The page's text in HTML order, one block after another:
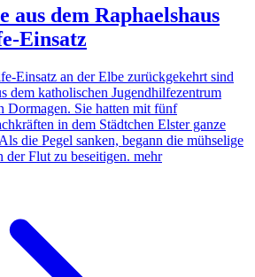
aus dem Raphaelshaus
Einsatz
Einsatz an der Elbe zurückgekehrt sind
dem katholischen Jugendhilfezentrum
Dormagen. Sie hatten mit fünf
in dem Städtchen Elster ganze
die Pegel sanken, begann die mühselige
der Flut zu beseitigen. mehr